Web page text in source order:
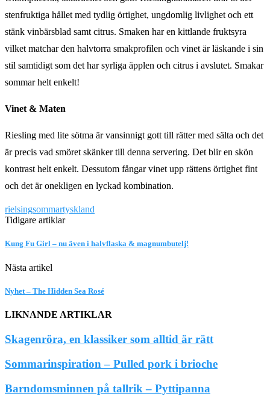
stenfruktiga hållet med tydlig örtighet, ungdomlig livlighet och ett
stänk vinbärsblad samt citrus. Smaken har en kittlande fruktsyra
vilket matchar den halvtorra smakprofilen och vinet är läskande i sin
stil samtidigt som det har syrliga äpplen och citrus i avslutet. Smakar
sommar helt enkelt!
Vinet & Maten
Riesling med lite sötma är vansinnigt gott till rätter med sälta och det
är precis vad smöret skänker till denna servering. Det blir en skön
kontrast helt enkelt. Dessutom fångar vinet upp rättens örtighet fint
och det är onekligen en lyckad kombination.
rielsingsommartyskland
Tidigare artiklar
Kung Fu Girl – nu även i halvflaska & magnumbutelj!
Nästa artikel
Nyhet – The Hidden Sea Rosé
LIKNANDE ARTIKLAR
Skagenröra, en klassiker som alltid är rätt
Sommarinspiration – Pulled pork i brioche
Barndomsminnen på tallrik – Pyttipanna